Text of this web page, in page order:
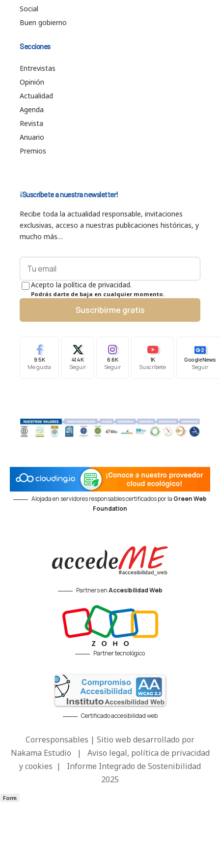
Social
Buen gobierno
Secciones
Entrevistas
Opinión
Actualidad
Agenda
Revista
Anuario
Premios
¡Suscríbete a nuestra newsletter!
Recibe toda la actualidad responsable, invitaciones
exclusivas, acceso a nuestras publicaciones históricas, y
mucho más…
Acepto la política de privacidad.
Podrás darte de baja en cualquier momento.
Suscribirme gratis
9.5K
Me gusta
41.4K
Seguir
6.6K
Seguir
1K
Suscríbete
Google News
Seguir
Alojada en servidores responsables certificados por la Green Web
Foundation
Partners enAccesibilidad Web
Partner tecnológico
Certificado accesibilidad web
Corresponsables | Sitio web desarrollado por
Nakama Estudio | Aviso legal, política de privacidad
y cookies | Informe Integrado de Sostenibilidad
2025
Form